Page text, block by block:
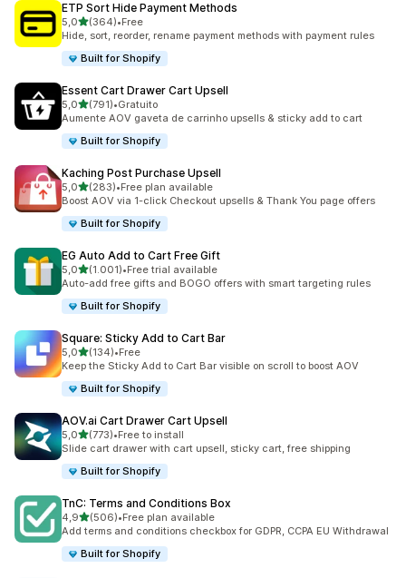
ETP Sort Hide Payment Methods
5,0de 5 estrelas
(364)
364 total de avaliações
•Free
Hide, sort, reorder, rename payment methods with payment rules
Built for Shopify
Essent Cart Drawer Cart Upsell
5,0de 5 estrelas
(791)
791 total de avaliações
•Gratuito
Aumente AOV gaveta de carrinho upsells & sticky add to cart
Built for Shopify
Kaching Post Purchase Upsell
5,0de 5 estrelas
(283)
283 total de avaliações
•Free plan available
Boost AOV via 1-click Checkout upsells & Thank You page offers
Built for Shopify
EG Auto Add to Cart Free Gift
5,0de 5 estrelas
(1.001)
1001 total de avaliações
•Free trial available
Auto-add free gifts and BOGO offers with smart targeting rules
Built for Shopify
Square: Sticky Add to Cart Bar
5,0de 5 estrelas
(134)
134 total de avaliações
•Free
Keep the Sticky Add to Cart Bar visible on scroll to boost AOV
Built for Shopify
AOV.ai Cart Drawer Cart Upsell
5,0de 5 estrelas
(773)
773 total de avaliações
•Free to install
Slide cart drawer with cart upsell, sticky cart, free shipping
Built for Shopify
TnC: Terms and Conditions Box
4,9de 5 estrelas
(506)
506 total de avaliações
•Free plan available
Add terms and conditions checkbox for GDPR, CCPA EU Withdrawal
Built for Shopify